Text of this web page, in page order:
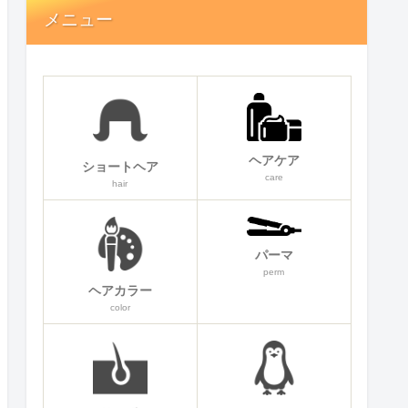
メニュー
ショートヘア
hair
ヘアケア
care
ヘアカラー
color
パーマ
perm